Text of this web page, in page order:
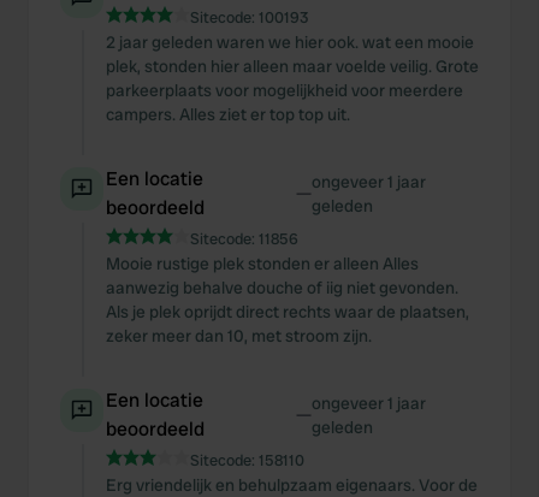
Sitecode: 100193
2 jaar geleden waren we hier ook. wat een mooie
plek, stonden hier alleen maar voelde veilig. Grote
parkeerplaats voor mogelijkheid voor meerdere
campers. Alles ziet er top top uit.
Een locatie
beoordeeld
—ongeveer 1 jaar
geleden
Sitecode: 11856
Mooie rustige plek stonden er alleen Alles
aanwezig behalve douche of iig niet gevonden.
Als je plek oprijdt direct rechts waar de plaatsen,
zeker meer dan 10, met stroom zijn.
Een locatie
beoordeeld
—ongeveer 1 jaar
geleden
Sitecode: 158110
Erg vriendelijk en behulpzaam eigenaars. Voor de